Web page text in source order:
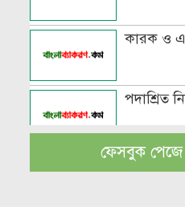
কারক ও
পদাশ্রিত
বচন কাকে
উদাহরণ
ফেসবুক